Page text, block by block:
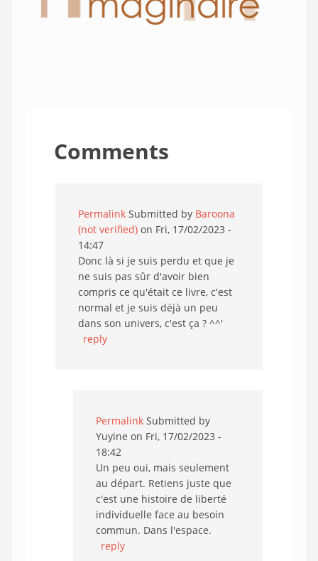
Comments
Permalink Submitted by Baroona
(not verified) on Fri, 17/02/2023 -
14:47
Donc là si je suis perdu et que je
ne suis pas sûr d'avoir bien
compris ce qu'était ce livre, c'est
normal et je suis déjà un peu
dans son univers, c'est ça ? ^^'
reply
Permalink Submitted by
Yuyine on Fri, 17/02/2023 -
18:42
Un peu oui, mais seulement
au départ. Retiens juste que
c'est une histoire de liberté
individuelle face au besoin
commun. Dans l'espace.
reply